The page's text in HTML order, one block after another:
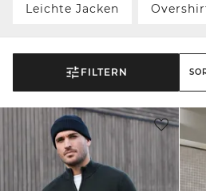
Leichte Jacken
FILTERN